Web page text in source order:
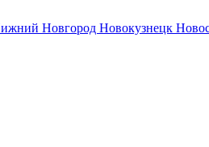
Новгород Новокузнецк